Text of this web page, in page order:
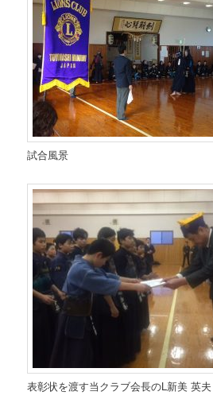
試合風景
表彰状を渡す当クラブ会長のL新美 英夫